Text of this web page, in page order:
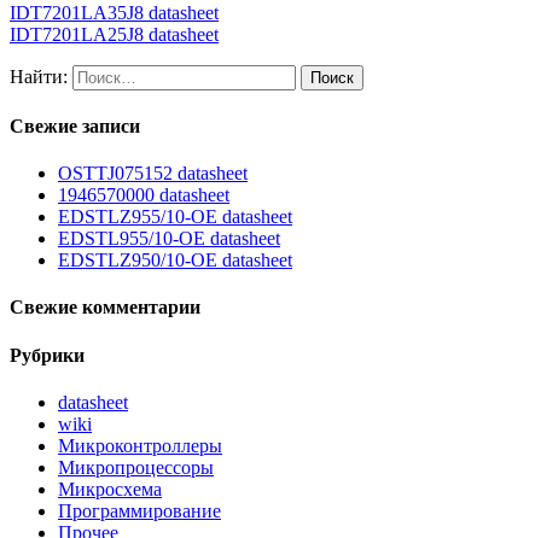
IDT7201LA35J8 datasheet
IDT7201LA25J8 datasheet
Найти:
Свежие записи
OSTTJ075152 datasheet
1946570000 datasheet
EDSTLZ955/10-OE datasheet
EDSTL955/10-OE datasheet
EDSTLZ950/10-OE datasheet
Свежие комментарии
Рубрики
datasheet
wiki
Микроконтроллеры
Микропроцессоры
Микросхема
Программирование
Прочее